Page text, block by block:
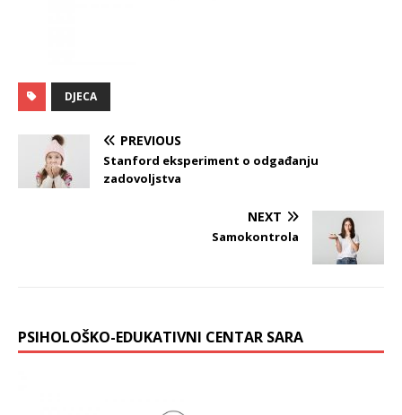
DJECA
PREVIOUS
Stanford eksperiment o odgađanju
zadovoljstva
NEXT
Samokontrola
PSIHOLOŠKO-EDUKATIVNI CENTAR SARA